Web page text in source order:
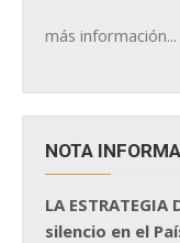
más información...
NOTA
LA
silencio en el